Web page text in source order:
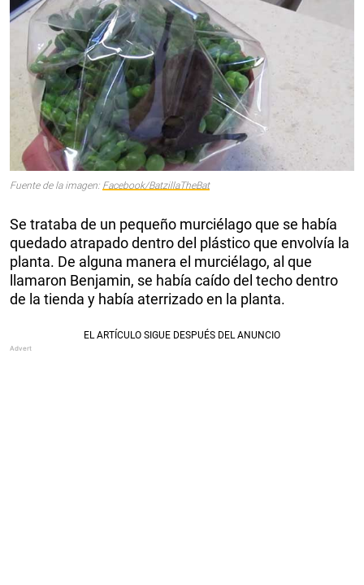
Fuente de la imagen: Facebook/BatzillaTheBat
Se trataba de un pequeño murciélago que se había
quedado atrapado dentro del plástico que envolvía la
planta. De alguna manera el murciélago, al que
llamaron Benjamin, se había caído del techo dentro
de la tienda y había aterrizado en la planta.